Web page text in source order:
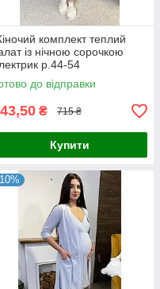
комплект теплий
із нічною сорочкою
р.44-54
до відправки
₴ 715 ₴
Купити